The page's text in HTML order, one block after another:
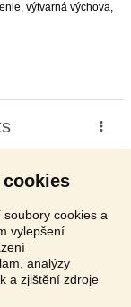
cookies
cookies a
vylepšení
analýzy
a zjištění zdroje
výtvarná výchova,